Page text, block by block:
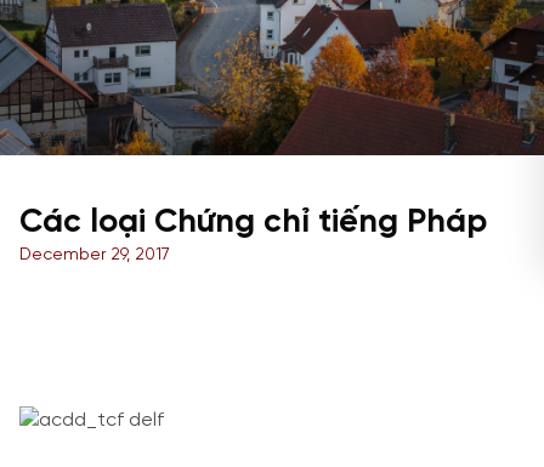
Các loại Chứng chỉ tiếng Pháp
December 29, 2017